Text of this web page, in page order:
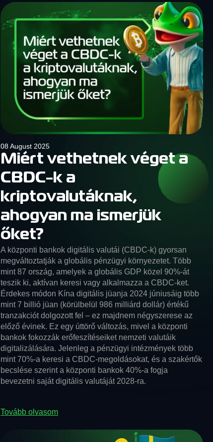
08 August 2025
Miért vethetnek véget a
CBDC-k a
kriptovalutáknak,
ahogyan ma ismerjük
őket?
A központi bankok digitális valutái (CBDC-k) gyorsan
megváltoztatják a globális pénzügyi környezetet. Több
mint 87 ország, amelyek a globális GDP közel 90%-át
teszik ki, aktívan keresi vagy alkalmazza a CBDC-ket.
Érdekes módon Kína digitális jüanja 2024 júniusáig több
mint 7 billió jüan (körülbelül 986 milliárd dollár) értékű
tranzakciót dolgozott fel – ez majdnem négyszerese az
előző évinek. Ez egy úttörő változás, mivel a központi
bankok fokozzák erőfeszítéseiket nemzeti valutáik
digitalizálására. Jelenleg a pénzügyi intézmények több
mint 70%-a keresi a CBDC-megoldásokat, és a szakértők
becslése szerint a központi bankok 40%-a fogja
bevezetni saját digitális valutáját 2028-ra.
Tovább olvasom